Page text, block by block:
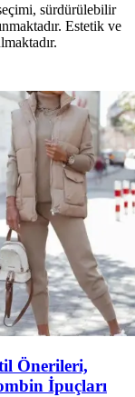
sürdürülebilir
Estetik ve
Önerileri,
İpuçları